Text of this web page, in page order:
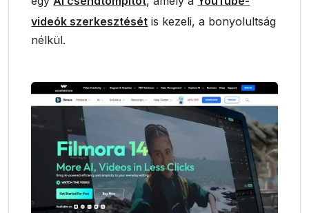
videók szerkesztését is kezeli, a bonyolultság
nélkül.